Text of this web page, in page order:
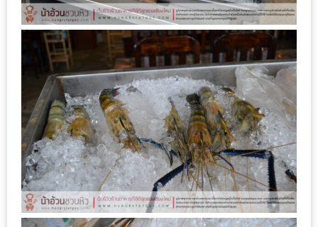
FAI
FESTIVAL
2
–
ช็อป
ฟิน
กิน
เพลิน
HFG
E-